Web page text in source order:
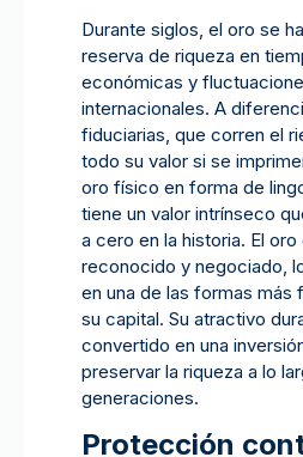
Durante siglos, el oro se
reserva de riqueza en
económicas y
internacionales. A
fiduciarias, que corren el
todo su valor si se
oro físico en forma de
tiene un valor intrínseco
a cero en la historia. El
reconocido y negociado,
en una de las formas
su capital. Su atractivo
convertido en una
preservar la riqueza a lo
generaciones.
Protección